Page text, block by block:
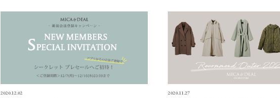
2020.12.02 2020.11.27